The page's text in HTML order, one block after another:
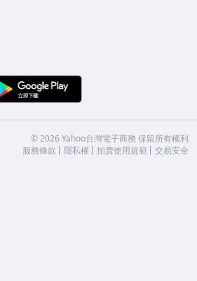
Store
©2026 Yahoo台灣電子商務 保留所有權利
服務條款
隱私權 拍賣使用規範 交易安全